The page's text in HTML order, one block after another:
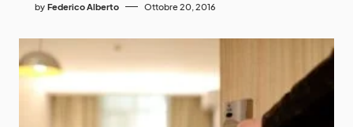
by Federico Alberto Ottobre 20, 2016